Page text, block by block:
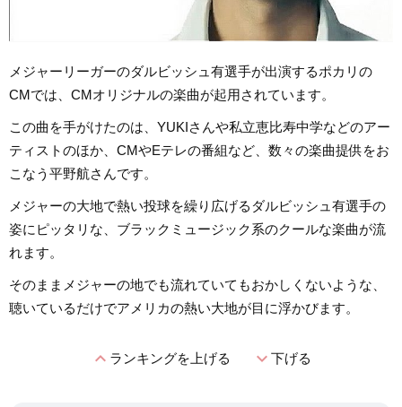
メジャーリーガーのダルビッシュ有選手が出演するポカリの
CMでは、CMオリジナルの楽曲が起用されています。
この曲を手がけたのは、YUKIさんや私立恵比寿中学などのアー
ティストのほか、CMやEテレの番組など、数々の楽曲提供をお
こなう平野航さんです。
メジャーの大地で熱い投球を繰り広げるダルビッシュ有選手の
姿にピッタリな、ブラックミュージック系のクールな楽曲が流
れます。
そのままメジャーの地でも流れていてもおかしくないような、
聴いているだけでアメリカの熱い大地が目に浮かびます。
expand_lessランキングを上げる expand_more下げる